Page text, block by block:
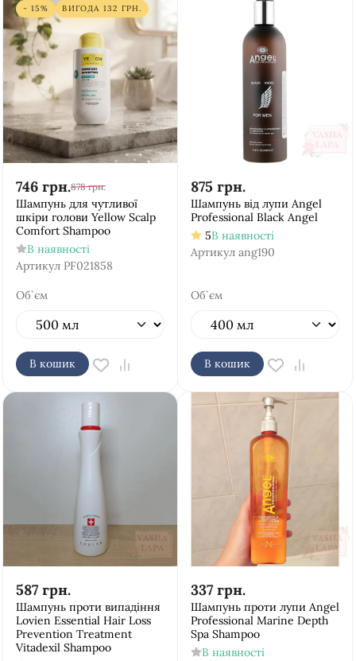
- 15% ВИГОДА 132 ГРН.
746 грн.878 грн.
Шампунь для чутливої
шкіри голови Yellow Scalp
Comfort Shampoo
В наявності
Артикул PF021858
Об`єм
В кошик
875 грн.
Шампунь від лупи Аngel
Рrofessional Black Angel
5В наявності
Артикул ang190
Об`єм
В кошик
587 грн.
Шампунь проти випадіння
Lovien Essential Hair Loss
Prevention Treatment
Vitadexil Shampoo
337 грн.
Шампунь проти лупи Аngel
Рrofessional Marine Depth
Spa Shampoo
В наявності